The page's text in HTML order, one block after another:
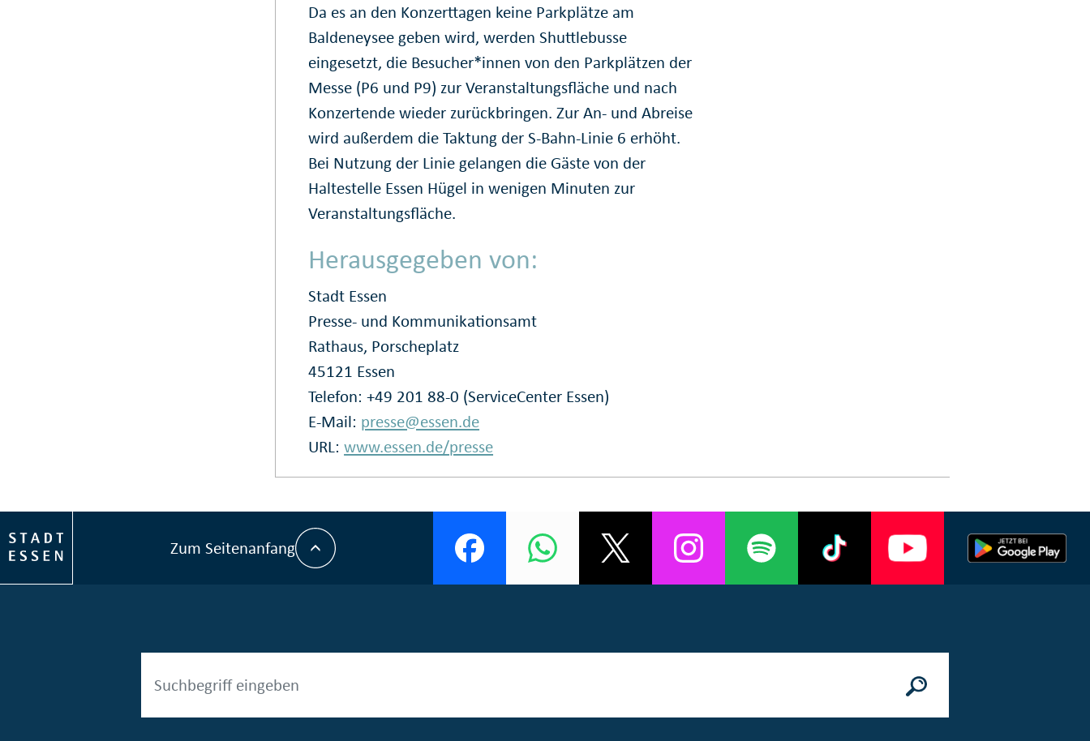
Da es an den Konzerttagen keine Parkplätze am
Baldeneysee geben wird, werden Shuttlebusse
eingesetzt, die Besucher*innen von den Parkplätzen der
Messe (P6 und P9) zur Veranstaltungsfläche und nach
Konzertende wieder zurückbringen. Zur An- und Abreise
wird außerdem die Taktung der S-Bahn-Linie 6 erhöht.
Bei Nutzung der Linie gelangen die Gäste von der
Haltestelle Essen Hügel in wenigen Minuten zur
Veranstaltungsfläche.
Herausgegeben von:
Stadt Essen
Presse- und Kommunikationsamt
Rathaus, Porscheplatz
45121 Essen
Telefon: +49 201 88-0 (ServiceCenter Essen)
E-Mail: presse@essen.de
URL:www.essen.de/presse
Zum Seitenanfang